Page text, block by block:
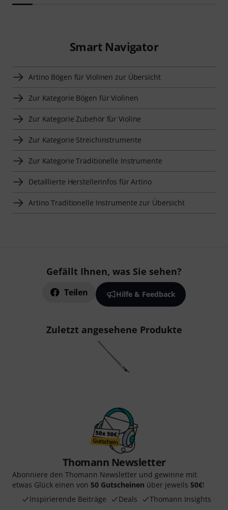
Smart Navigator
Artino Bögen für Violinen zur Übersicht
Zur Kategorie Bögen für Violinen
Zur Kategorie Zubehör für Violine
Zur Kategorie Streichinstrumente
Zur Kategorie Traditionelle Instrumente
Detaillierte Herstellerinfos für Artino
Artino Traditionelle Instrumente zur Übersicht
Gefällt Ihnen, was Sie sehen?
Teilen Hilfe & Feedback
Zuletzt angesehene Produkte
Thomann Newsletter
Abonniere den Thomann Newsletter und gewinne mit
etwas Glück einen von 50 Gutscheinen über jeweils 50€!
Inspirierende Beiträge
Deals Thomann Insights